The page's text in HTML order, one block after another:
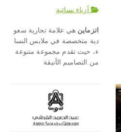
أزياء نسائية
اتزماين هي علامةتجارية سعو
دية متخصصة في ملابس النسا
ء، حيثتقدم مجموعة متنوعة
من التصاميم الأنيقة